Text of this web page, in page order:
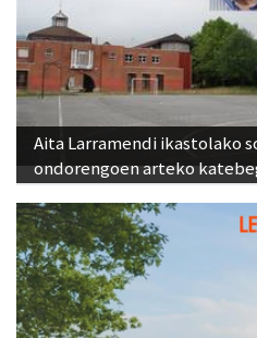
Aita Larramendi ikastolako
ondorengoen arteko